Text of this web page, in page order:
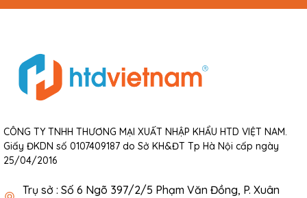
CÔNG TY TNHH THƯƠNG MẠI XUẤT NHẬP KHẨU HTD VIỆT NAM.
Giấy ĐKDN số 0107409187 do Sở KH&ĐT Tp Hà Nội cấp ngày
25/04/2016
Trụ sở : Số 6 Ngõ 397/2/5 Phạm Văn Đồng, P. Xuân